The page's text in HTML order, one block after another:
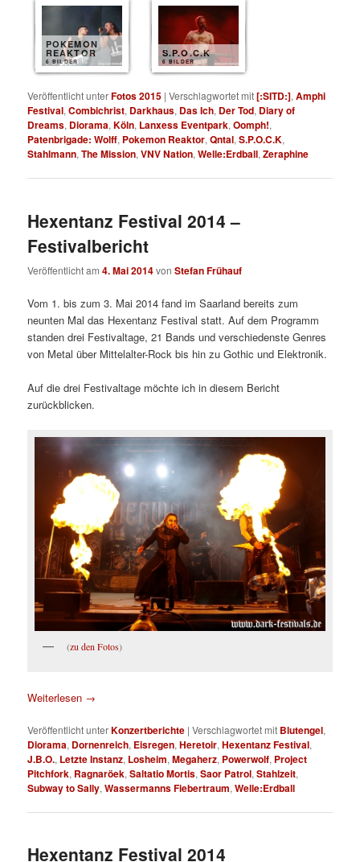
POKEMON
REAKTOR
6 BILDER
S.P.O.C.K
6 BILDER
Veröffentlicht unterFotos 2015 |Verschlagwortet mit[:SITD:],Amphi
Festival,Combichrist, Darkhaus, Das Ich, Der Tod, Diary of
Dreams, Diorama,Köln, Lanxess Eventpark,Oomph!,
Patenbrigade: Wolff, Pokemon Reaktor,Qntal,S.P.O.C.K,
Stahlmann,The Mission,VNV Nation,Welle:Erdball,Zeraphine
Hexentanz Festival 2014 –
Festivalbericht
Veröffentlicht am4. Mai 2014vonStefan Frühauf
Vom 1. bis zum 3. Mai 2014 fand im Saarland bereits zum
neunten Mal das Hexentanz Festival statt. Auf dem Programm
standen drei Festivaltage, 21 Bands und verschiedenste Genres
von Metal über Mittelalter-Rock bis hin zu Gothic und Elektronik.
Auf die drei Festivaltage möchte ich in diesem Bericht
zurückblicken.
(zu den Fotos)
Weiterlesen →
Veröffentlicht unterKonzertberichte |Verschlagwortet mit Blutengel,
Diorama, Dornenreich, Eisregen,Heretoir,Hexentanz Festival,
J.B.O., Letzte Instanz, Losheim,Megaherz, Powerwolf, Project
Pitchfork, Ragnaröek,Saltatio Mortis,Saor Patrol,Stahlzeit,
Subway to Sally,Wassermanns Fiebertraum,Welle:Erdball
Hexentanz Festival 2014